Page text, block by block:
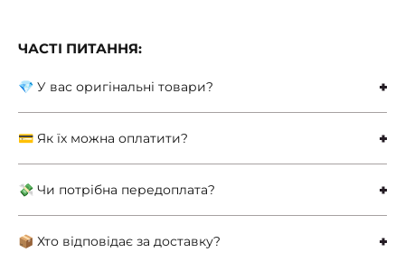
ЧАСТІ ПИТАННЯ:
💎 У вас оригінальні товари?
💳 Як їх можна оплатити?
💸 Чи потрібна передоплата?
📦 Хто відповідає за доставку?